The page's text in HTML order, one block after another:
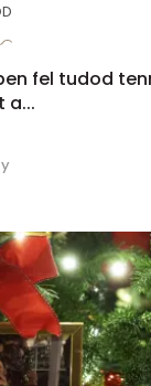
fel tudod
a...